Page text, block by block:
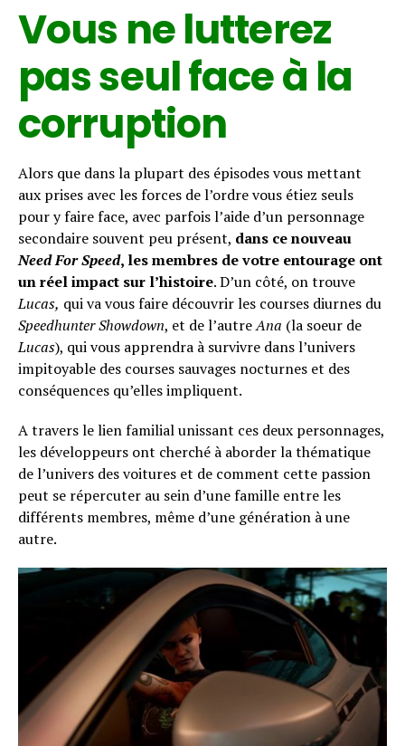
Vous ne lutterez
pas seul face à la
corruption
Alors que dans la plupart des épisodes vous mettant
aux prises avec les forces de l’ordre vous étiez seuls
pour y faire face, avec parfois l’aide d’un personnage
secondaire souvent peu présent, dans ce nouveau
Need For Speed, les membres de votre entourage ont
un réel impact sur l’histoire. D’un côté, on trouve
Lucas, qui va vous faire découvrir les courses diurnes du
Speedhunter Showdown, et de l’autreAna (la soeur de
Lucas), qui vous apprendra à survivre dans l’univers
impitoyable des courses sauvages nocturnes et des
conséquences qu’elles impliquent.
A travers le lien familial unissant ces deux personnages,
les développeurs ont cherché à aborder la thématique
de l’univers des voitures et de comment cette passion
peut se répercuter au sein d’une famille entre les
différents membres, même d’une génération à une
autre.
Pinterest
Email